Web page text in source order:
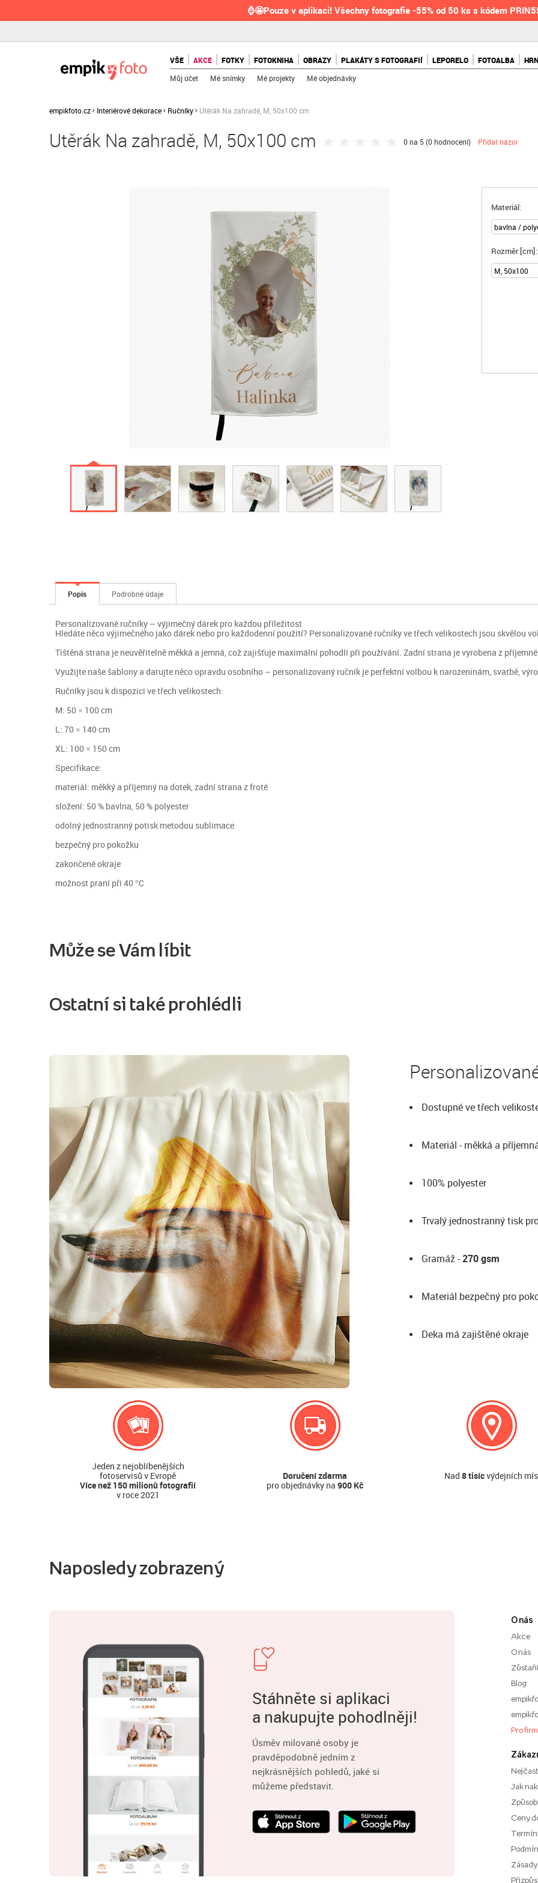
⌚🤩Pouze v aplikaci! Všechny fotografie -55% od 50 ks s kódem
VŠE AKCE FOTKY FOTOKNIHA OBRAZY PLAKÁTY S FOTOGRAFIÍ LEPORELO FOTOALBA
Můj účet Mé snímky Mé projekty Mé objednávky
empikfoto.cz Interiérové dekorace Ručníky Utěrák Na zahradě, M, 50x100 cm
Utěrák Na zahradě, M, 50x100 cm 0 na 5 (0 hodnocení) Přidat názor
Materiál:
Rozměr [cm]:
Popis Podrobné údaje
Personalizované ručníky – výjimečný dárek pro každou příležitost
Hledáte něco výjimečného jako dárek nebo pro každodenní použití? Personalizované ručníky ve třech velikostech jsou skvělou
Tištěná strana je neuvěřitelně měkká a jemná, což zajišťuje maximální pohodlí při používání. Zadní strana je vyrobena z
Využijte naše šablony a darujte něco opravdu osobního – personalizovaný ručník je perfektní volbou k narozeninám, svatbě,
Ručníky jsou k dispozici ve třech velikostech:
M: 50 × 100 cm
L: 70 × 140 cm
XL: 100 × 150 cm
Specifikace:
materiál: měkký a příjemný na dotek, zadní strana z froté
složení: 50 % bavlna, 50 % polyester
odolný jednostranný potisk metodou sublimace
bezpečný pro pokožku
zakončené okraje
možnost praní při 40 °C
Může se Vám líbit
Ostatní si také prohlédli
Dostupné ve třech
Materiál - měkká a
100% polyester
Trvalý jednostranný tisk
Gramáž -270 gsm
Materiál bezpečný pro
Deka má zajištěné okraje
Jeden z nejoblíbenějších
fotoservisů v Evropě
Více než 150 milionů fotografií
v roce 2021
Doručení zdarma
pro objednávky na 900 Kč
Nad 8 tisícvýdejních
Naposledy zobrazený
Stáhněte si aplikaci
a nakupujte pohodlněji!
Úsměv milované osoby je
pravděpodobně jedním z
nejkrásnějších pohledů, jaké si
můžeme představit.
O nás
Akce
O nás
Blog
Pro
Jak
Ceny